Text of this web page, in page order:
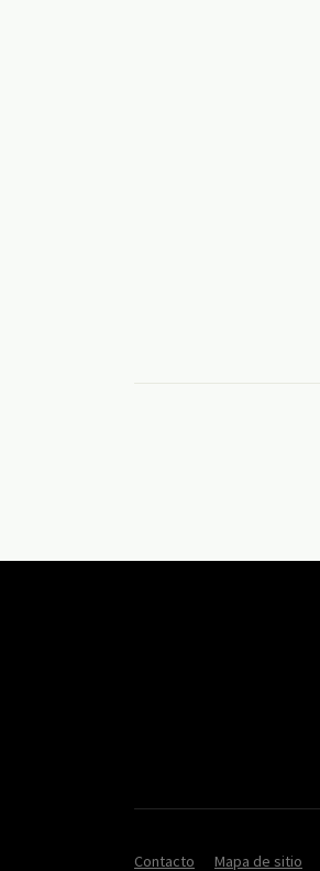
Contacto Mapa de sitio